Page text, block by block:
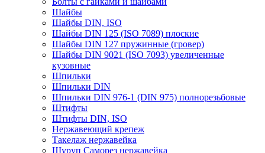
Шайбы
Шайбы DIN, ISO
Шайбы DIN 125 (ISO 7089) плоские
Шайбы DIN 127 пружинные (гровер)
Шайбы DIN 9021 (ISO 7093) увеличенные
кузовные
Шпильки
Шпильки DIN
Шпильки DIN 976-1 (DIN 975) полнорезьбовые
Штифты
Штифты DIN, ISO
Нержавеющий крепеж
Такелаж нержавейка
Шуруп Саморез нержавейка